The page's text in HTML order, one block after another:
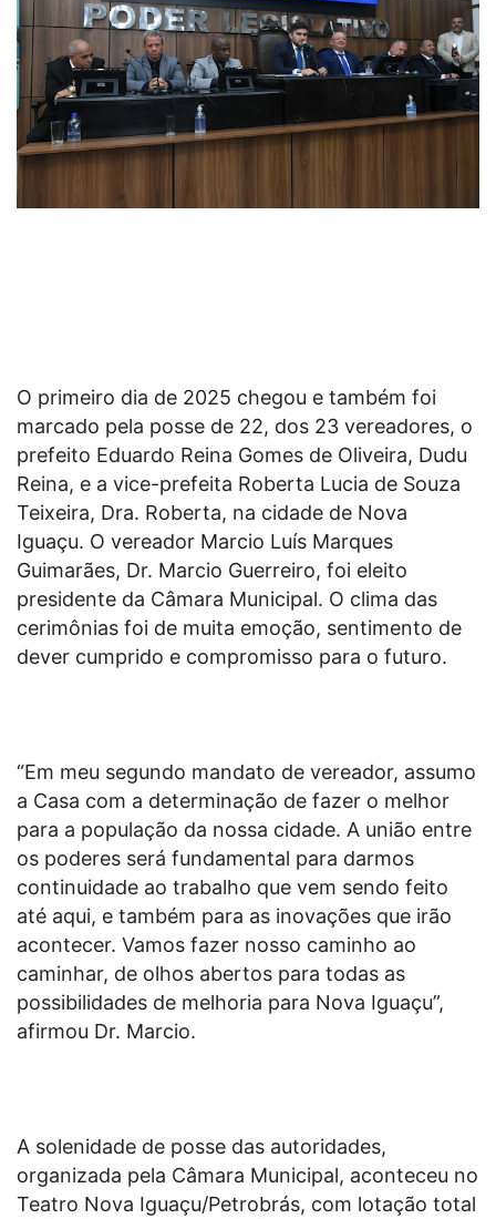
O primeiro dia de 2025 chegou e também foi
marcado pela posse de 22, dos 23 vereadores, o
prefeito Eduardo Reina Gomes de Oliveira, Dudu
Reina, e a vice-prefeita Roberta Lucia de Souza
Teixeira, Dra. Roberta, na cidade de Nova
Iguaçu. O vereador Marcio Luís Marques
Guimarães, Dr. Marcio Guerreiro, foi eleito
presidente da Câmara Municipal. O clima das
cerimônias foi de muita emoção, sentimento de
dever cumprido e compromisso para o futuro.
“Em meu segundo mandato de vereador, assumo
a Casa com a determinação de fazer o melhor
para a população da nossa cidade. A união entre
os poderes será fundamental para darmos
continuidade ao trabalho que vem sendo feito
até aqui, e também para as inovações que irão
acontecer. Vamos fazer nosso caminho ao
caminhar, de olhos abertos para todas as
possibilidades de melhoria para Nova Iguaçu”,
afirmou Dr. Marcio.
A solenidade de posse das autoridades,
organizada pela Câmara Municipal, aconteceu no
Teatro Nova Iguaçu/Petrobrás, com lotação total